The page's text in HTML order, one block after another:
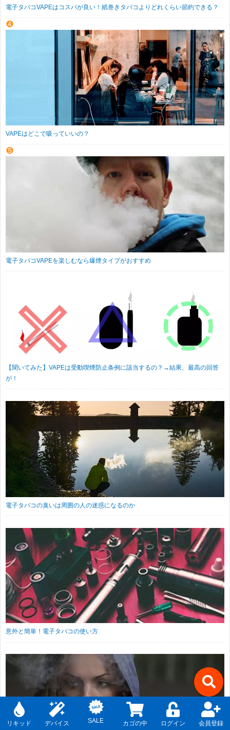
リキッド デバイス SALE カゴの中 ログイン 会員登録
電子タバコVAPEはコスパが良い！紙巻きタバコよりどれくらい節約できる？
VAPEはどこで吸っていいの？
電子タバコVAPEを楽しむなら爆煙タイプがおすすめ
【聞いてみた】VAPEは受動喫煙防止条例に該当するの？→結果、最高の回答
が！
電子タバコの臭いは周囲の人の迷惑になるのか
意外と簡単！電子タバコの使い方
↑